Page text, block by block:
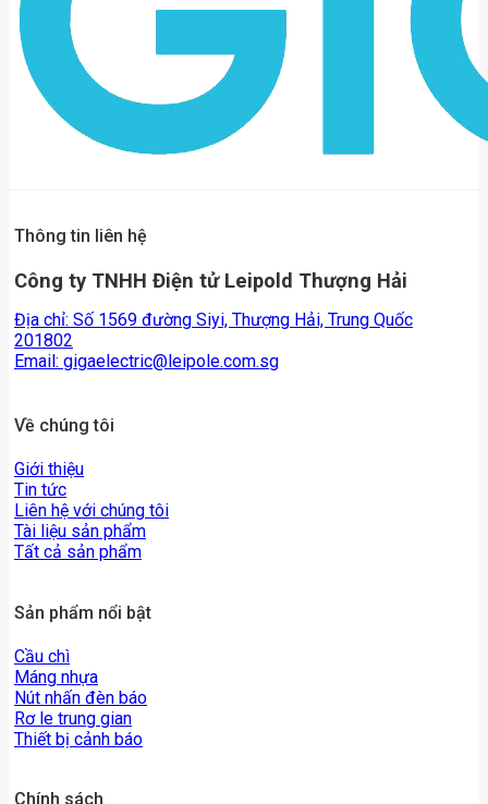
Thông tin liên hệ
Công ty TNHH Điện tử Leipold Thượng Hải
Địa chỉ: Số 1569 đường Siyi, Thượng Hải, Trung Quốc
201802
Email: gigaelectric@leipole.com.sg
Về chúng tôi
Giới thiệu
Tin tức
Liên hệ với chúng tôi
Tài liệu sản phẩm
Tất cả sản phẩm
Sản phẩm nổi bật
Cầu chì
Máng nhựa
Nút nhấn đèn báo
Rơ le trung gian
Thiết bị cảnh báo
Chính sách